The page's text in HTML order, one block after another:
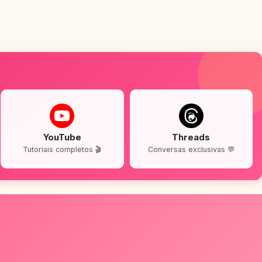
YouTube
Tutoriais completos 🎬
Threads
Conversas exclusivas 💬